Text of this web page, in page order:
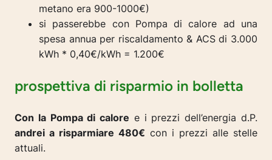
metano era 900-1000€)
si passerebbe con Pompa di calore ad una
spesa annua per riscaldamento & ACS di 3.000
kWh * 0,40€/kWh = 1.200€
prospettiva di risparmio in bolletta
Con la Pompa di calore e i prezzi dell’energia d.P.
andrei a risparmiare 480€ con i prezzi alle stelle
attuali.